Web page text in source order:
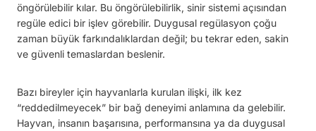
öngörülebilir kılar. Bu öngörülebilirlik, sinir sistemi açısından
regüle edici bir işlev görebilir. Duygusal regülasyon çoğu
zaman büyük farkındalıklardan değil; bu tekrar eden, sakin
ve güvenli temaslardan beslenir.
Bazı bireyler için hayvanlarla kurulan ilişki, ilk kez
“reddedilmeyecek” bir bağ deneyimi anlamına da gelebilir.
Hayvan, insanın başarısına, performansına ya da duygusal